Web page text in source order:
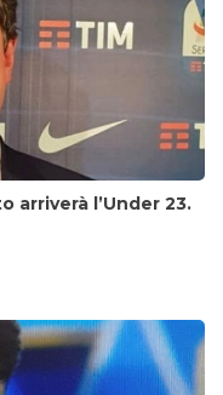
arriverà l’Under 23.